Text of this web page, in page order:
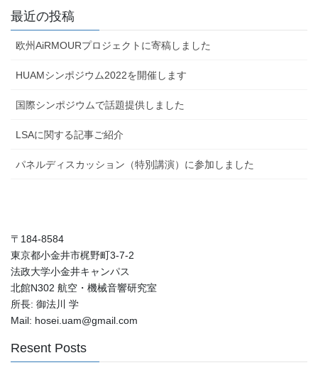
最近の投稿
欧州AiRMOURプロジェクトに寄稿しました
HUAMシンポジウム2022を開催します
国際シンポジウムで話題提供しました
LSAに関する記事ご紹介
パネルディスカッション（特別講演）に参加しました
〒184-8584
東京都小金井市梶野町3-7-2
法政大学小金井キャンパス
北館N302 航空・機械音響研究室
所長: 御法川 学
Mail: hosei.uam@gmail.com
Resent Posts